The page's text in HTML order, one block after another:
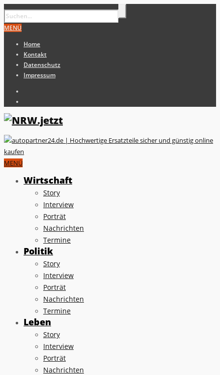
MENÜ
Home
Kontakt
Datenschutz
Impressum
MENÜ
Wirtschaft
Story
Interview
Porträt
Nachrichten
Termine
Politik
Story
Interview
Porträt
Nachrichten
Termine
Leben
Story
Interview
Porträt
Nachrichten